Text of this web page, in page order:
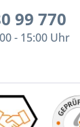
99 770
- 15:00 Uhr